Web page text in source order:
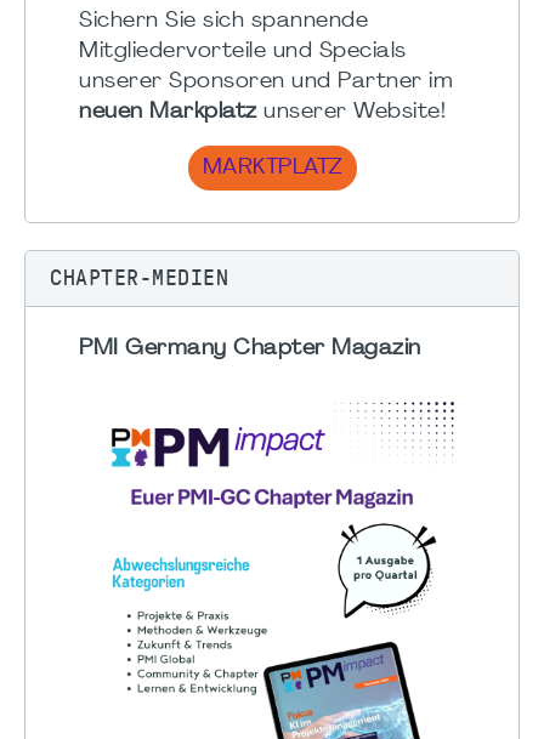
Sichern Sie sich spannende
Mitgliedervorteile und Specials
unserer Sponsoren und Partner im
neuen Markplatzunserer Website!
MARKTPLATZ
CHAPTER-MEDIEN
PMI Germany Chapter Magazin